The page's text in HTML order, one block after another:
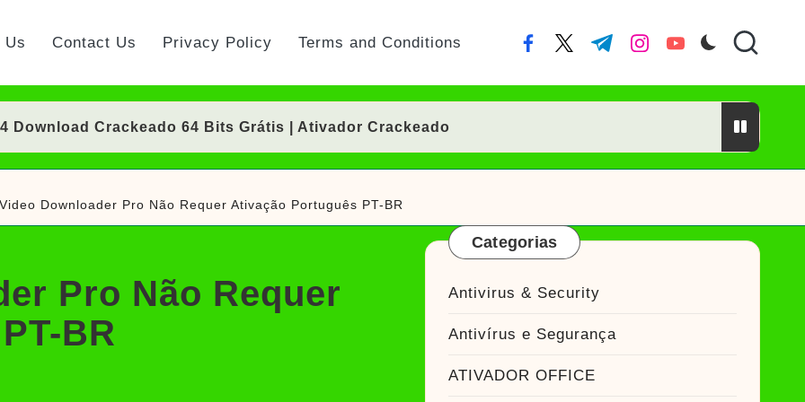
Us Contact Us Privacy Policy Terms and Conditions facebook.com
twitter.com
t.me instagram.com
youtube.com
Download Crackeado 64 Bits Grátis | Ativador Crackeado
Crackeado 64 Bits Português Grátis | Ativador Crackeado
Download Crackeado 64 Bits Grátis | Ativador Crackeado
Download Grátis + Licença/Serial | Ativador Crackeado
Grátis 64 Bits Português (Portable/Instalador) | Ativador Crackeado
Download Português PT-BR
7 Download Grátis: Windows Loader & Re-Loader | Ativador Crackeado
Downloader Pro Não Requer Ativação Português PT-BR
Pro Não Requer
BR
Categorias
Antivirus & Security
Antivírus e Segurança
ATIVADOR OFFICE